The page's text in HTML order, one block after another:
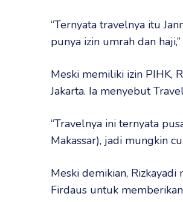
“Ternyata travelnya itu
punya izin umrah dan
Meski memiliki izin PIHK,
Jakarta. Ia menyebut
“Travelnya ini ternyata
Makassar), jadi mungkin
Meski demikian,
Firdaus untuk